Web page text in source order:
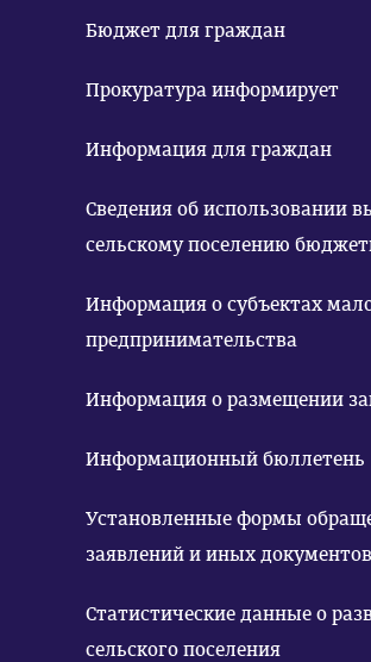
Бюджет для граждан
Прокуратура информирует
Информация для граждан
Сведения об использовании
сельскому поселению
Информация о субъектах
предпринимательства
Информация о размещении
Информационный бюллетень
Установленные формы
заявлений и иных документов
Статистические данные о
сельского поселения